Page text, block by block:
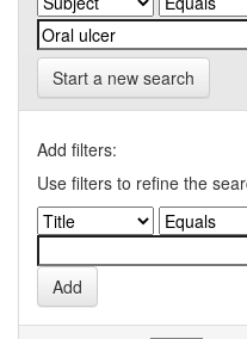
Start a new search
Add filters:
Use filters to refine the